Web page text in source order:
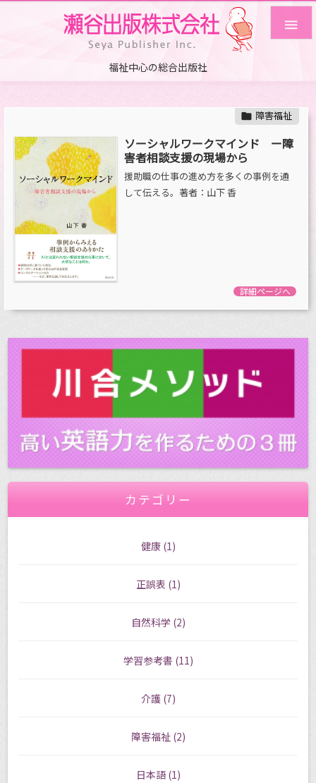
福祉中心の総合出版社

 障害福祉
ソーシャルワークマインド ー障
害者相談支援の現場から
援助職の仕事の進め方を多くの事例を通
して伝える。著者：山下 香
詳細ページへ
カテゴリー
健康 (1)
正誤表 (1)
自然科学 (2)
学習参考書 (11)
介護 (7)
障害福祉 (2)
日本語(1)